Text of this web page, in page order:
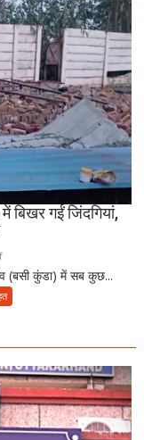
के
कारोबार
का
भंडाफोड़,
अमीनाबाद
में
5
दवा
पर
FIRबिखर गईं जिंदगियां,
on
मौत
का
पटाखा
फैक्ट्री
में
बिखर
(बसी कुंडा) में सब कुछ...